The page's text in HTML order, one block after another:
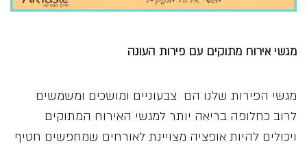
מגשי אירוח מתוקים עם פירות העונה
מגשי הפירות שלנו הם צבעוניים ומושכים ומשמשים
לרוב כחלופה בריאה יותר למגשי האירוח המתוקים
ויכולים להיות אופציה מצויינת לאורחים שמחפשים חטיף